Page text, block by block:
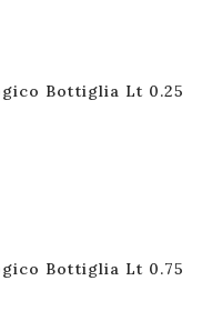
Bottiglia Lt 0.25
Bottiglia Lt 0.75